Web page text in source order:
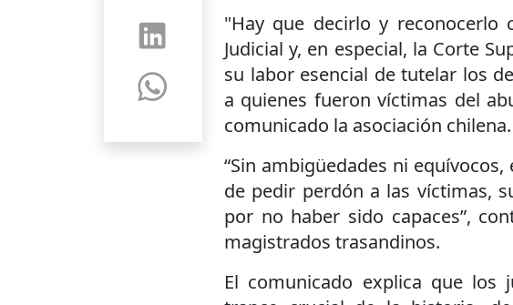
"Hay que decirlo y reconocerlo
Judicial y, en especial, la Corte
su labor esencial de tutelar los
a quienes fueron víctimas del
comunicado la asociación chilena.
“Sin ambigüedades ni
de pedir perdón a las víctimas,
por no haber sido capaces”,
magistrados trasandinos.
El comunicado explica que los